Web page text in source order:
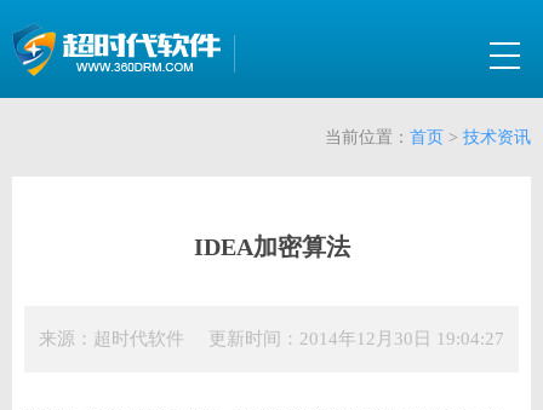
当前位置： 首页 > 技术资讯
IDEA加密算法
来源：超时代软件 更新时间：2014年12月30日 19:04:27